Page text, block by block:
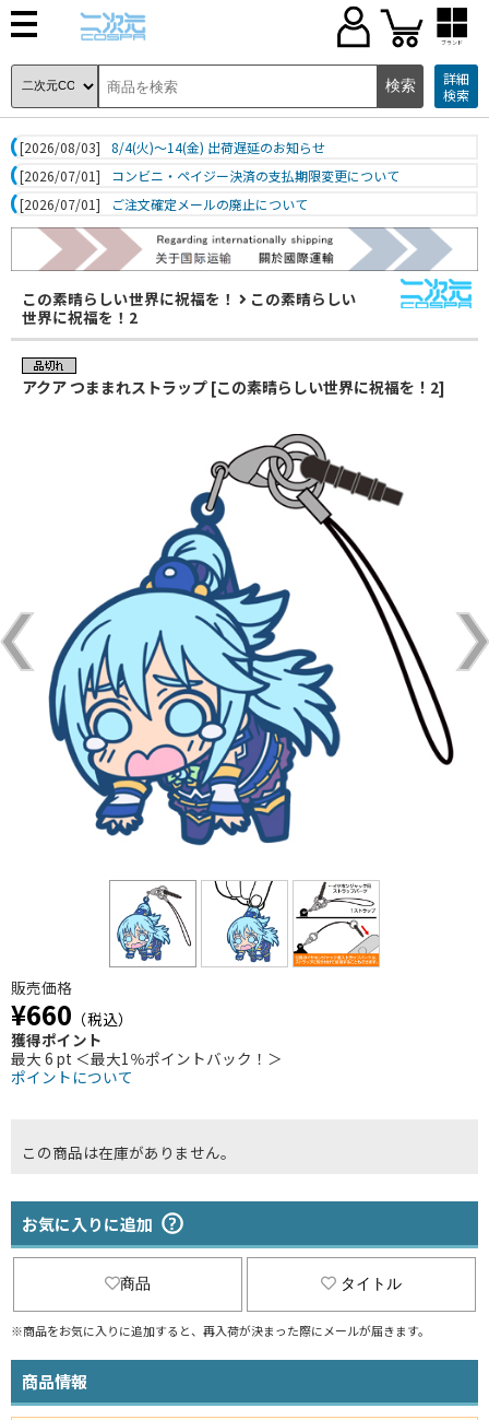
ブランド
詳細
検索
[2026/08/03]
8/4(火)～14(金) 出荷遅延のお知らせ
[2026/07/01]
コンビニ・ペイジー決済の支払期限変更について
[2026/07/01]
ご注文確定メールの廃止について
この素晴らしい世界に祝福を！
この素晴らしい
世界に祝福を！2
アクア つままれストラップ [この素晴らしい世界に祝福を！2]
販売価格
¥660 （税込）
獲得ポイント
最大 6 pt ＜最大1％ポイントバック！＞
ポイントについて
この商品は在庫がありません。
お気に入りに追加
商品 タイトル
※商品をお気に入りに追加すると、再入荷が決まった際にメールが届きます。
商品情報